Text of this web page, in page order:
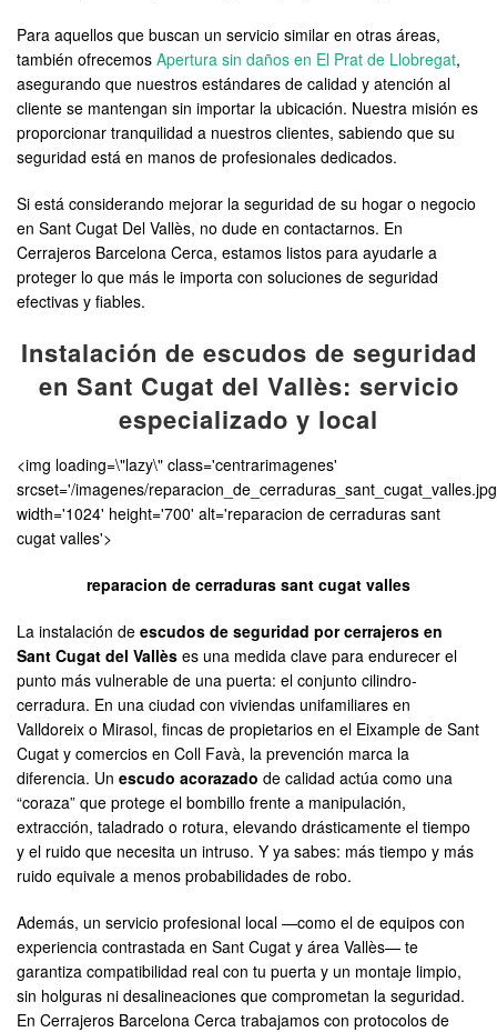
Para aquellos que buscan un servicio similar en otras áreas,
también ofrecemos Apertura sin daños en El Prat de Llobregat,
asegurando que nuestros estándares de calidad y atención al
cliente se mantengan sin importar la ubicación. Nuestra misión es
proporcionar tranquilidad a nuestros clientes, sabiendo que su
seguridad está en manos de profesionales dedicados.
Si está considerando mejorar la seguridad de su hogar o negocio
en Sant Cugat Del Vallès, no dude en contactarnos. En
Cerrajeros Barcelona Cerca, estamos listos para ayudarle a
proteger lo que más le importa con soluciones de seguridad
efectivas y fiables.
Instalación de escudos de seguridad
en Sant Cugat del Vallès: servicio
especializado y local
<img loading=\"lazy\" class='centrarimagenes'
srcset='/imagenes/
width='1024' height='700' alt='reparacion de cerraduras sant
cugat valles'>
reparacion de cerraduras sant cugat valles
La instalación de escudos de seguridad por cerrajeros en
Sant Cugat del Vallès es una medida clave para endurecer el
punto más vulnerable de una puerta: el conjunto cilindro-
cerradura. En una ciudad con viviendas unifamiliares en
Valldoreix o Mirasol, fincas de propietarios en el Eixample de Sant
Cugat y comercios en Coll Favà, la prevención marca la
diferencia. Un escudo acorazado de calidad actúa como una
“coraza” que protege el bombillo frente a manipulación,
extracción, taladrado o rotura, elevando drásticamente el tiempo
y el ruido que necesita un intruso. Y ya sabes: más tiempo y más
ruido equivale a menos probabilidades de robo.
Además, un servicio profesional local —como el de equipos con
experiencia contrastada en Sant Cugat y área Vallès— te
garantiza compatibilidad real con tu puerta y un montaje limpio,
sin holguras ni desalineaciones que comprometan la seguridad.
En Cerrajeros Barcelona Cerca trabajamos con protocolos de